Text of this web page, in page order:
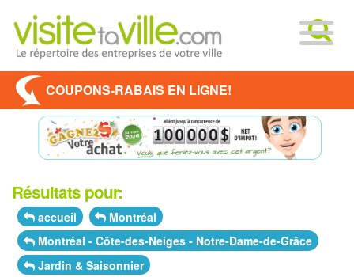
COUPONS-RABAIS EN LIGNE!
Résultats pour:
accueil
Montréal
Montréal - Côte-des-Neiges - Notre-Dame-de-Grâce
Jardin & Saisonnier